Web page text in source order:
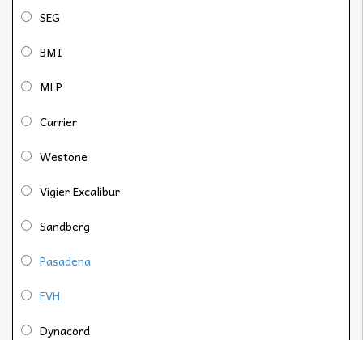
SEG
BMI
MLP
Carrier
Westone
Vigier Excalibur
Sandberg
Pasadena
EVH
Dynacord